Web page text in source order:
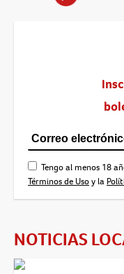
Tengo al menos 18
Términos de Usoy la
NOTICIAS